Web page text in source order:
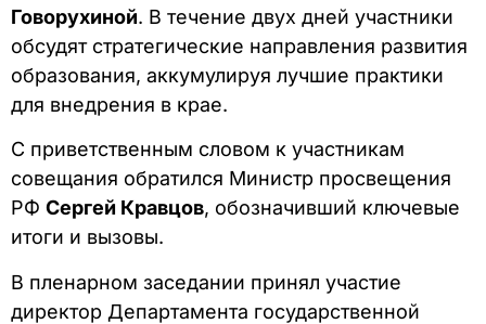
Говорухиной. В течение двух дней участники
обсудят стратегические направления развития
образования, аккумулируя лучшие практики
для внедрения в крае.
С приветственным словом к участникам
совещания обратился Министр просвещения
РФ Сергей Кравцов, обозначивший ключевые
итоги и вызовы.
В пленарном заседании принял участие
директор Департамента государственной